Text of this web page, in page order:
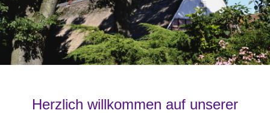
Herzlich willkommen auf unserer